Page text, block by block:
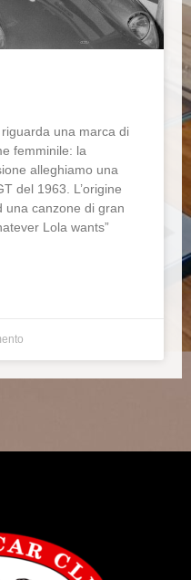
una marca di
femminile: la
alleghiamo una
del 1963. L’origine
una canzone di gran
Lola wants”